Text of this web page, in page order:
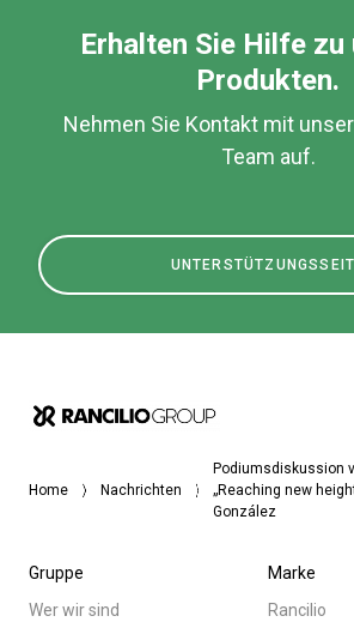
Erhalten Sie Hilfe zu
Produkten.
Nehmen Sie Kontakt mit
Team auf.
Home Nachrichten
Podiumsdiskussion
„Reaching new
González
Gruppe
Wer wir sind
Marke
Rancilio